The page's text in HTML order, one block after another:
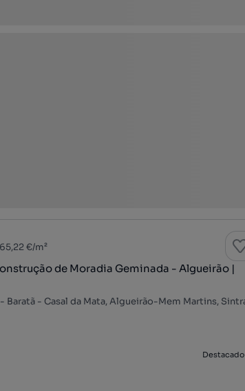
€/m²
de Moradia Geminada - Algueirão |
quadrado
Destacado